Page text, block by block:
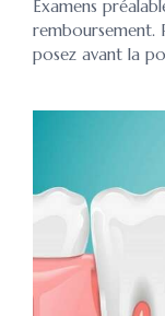
Examens
remboursement.
posez avant la